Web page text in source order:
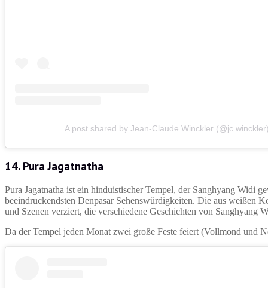
A post shared by Jean-Claude Winckler
14. Pura Jagatnatha
Pura Jagatnatha ist ein hinduistischer Tempel, der Sanghyang Widi
beeindruckendsten Denpasar Sehenswürdigkeiten. Die aus weißen
und Szenen verziert, die verschiedene Geschichten von Sanghyang
Da der Tempel jeden Monat zwei große Feste feiert (Vollmond und